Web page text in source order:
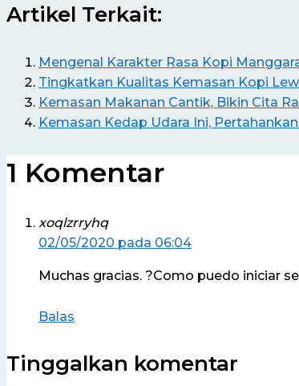
Artikel Terkait:
Mengenal Karakter Rasa Kopi
Tingkatkan Kualitas Kemasan Kopi
Kemasan Makanan Cantik, Bikin Cita
Kemasan Kedap Udara Ini,
1 Komentar
xoqlzrryhq
02/05/2020 pada 06:04
Muchas gracias. ?Como puedo iniciar
Balas
Tinggalkan komentar